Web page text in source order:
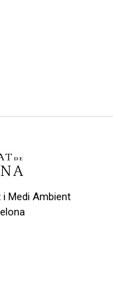
Medi Ambient